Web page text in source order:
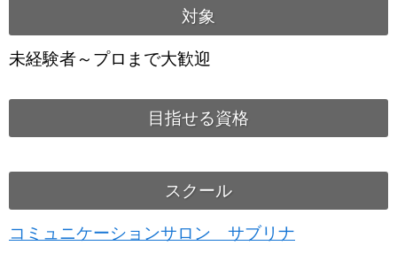
対象
未経験者～プロまで大歓迎
目指せる資格
スクール
コミュニケーションサロン サブリナ